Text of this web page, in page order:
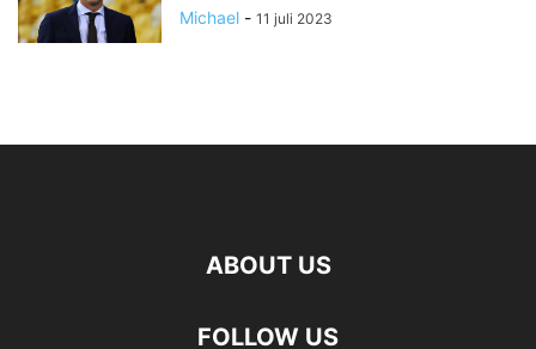
Michael - 11 juli 2023
ABOUT US
FOLLOW US